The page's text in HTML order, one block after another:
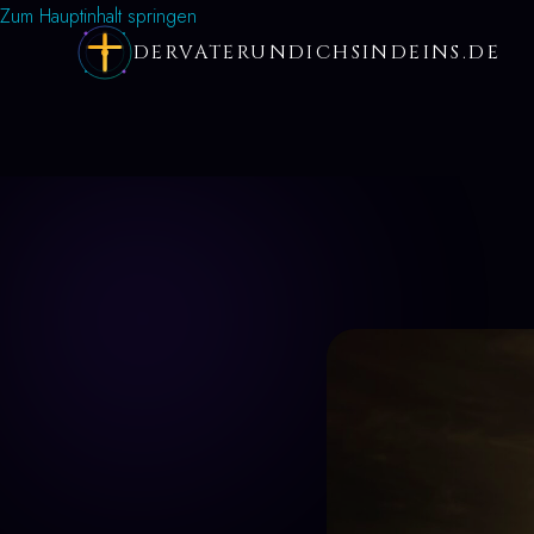
Zum Hauptinhalt springen
DERVATERUNDICHSINDEINS.DE